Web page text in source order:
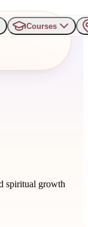
Courses
spiritual growth